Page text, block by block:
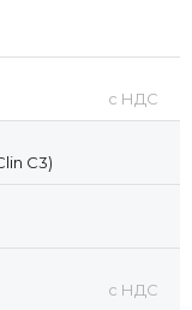
с НДС
C3)
с НДС